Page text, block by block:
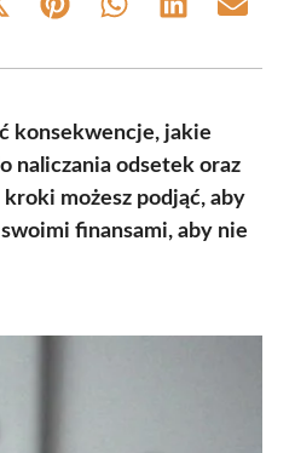
Share Share Share Share
konsekwencje, jakie
naliczania odsetek oraz
możesz podjąć, aby
finansami, aby nie